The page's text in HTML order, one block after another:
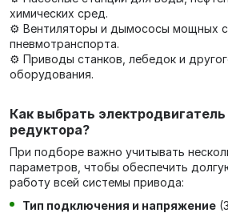
химических сред.
⚙️ Вентиляторы и дымососы мощных
пневмотранспорта.
⚙️ Приводы станков, лебедок и
оборудования.
Как выбрать
редуктора?
При подборе важно учитывать
параметров, чтобы обеспечить
работу всей системы привода:
Тип подключения и напряжение